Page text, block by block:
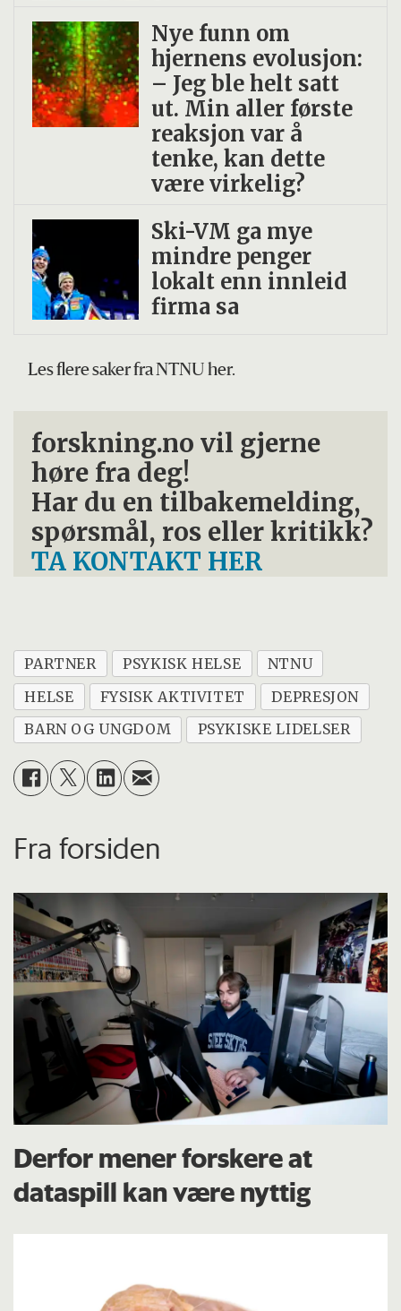
Nye funn om
hjernens evolusjon:
– Jeg ble helt satt
ut. Min aller første
reaksjon var å
tenke, kan dette
være virkelig?
Ski-VM ga mye
mindre penger
lokalt enn innleid
firma sa
Les flere saker fra NTNU her.
forskning.no vil gjerne
høre fra deg!
Har du en tilbakemelding,
spørsmål, ros eller kritikk?
TA KONTAKT HER
PARTNER PSYKISK HELSE
NTNU
HELSE
FYSISK AKTIVITET
DEPRESJON
BARN OG UNGDOM
PSYKISKE LIDELSER
Fra forsiden
Derfor mener forskere at
dataspill kan være nyttig